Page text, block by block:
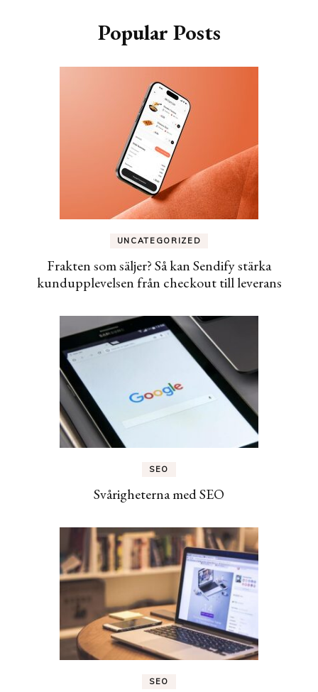
Popular Posts
UNCATEGORIZED
Frakten som säljer? Så kan Sendify stärka
kundupplevelsen från checkout till leverans
SEO
Svårigheterna med SEO
SEO